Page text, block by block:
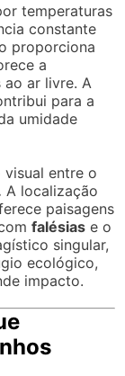
temperaturas
constante
proporciona
a
ar livre. A
para a
umidade
entre o
A localização
paisagens
falésias e o
singular,
ecológico,
impacto.